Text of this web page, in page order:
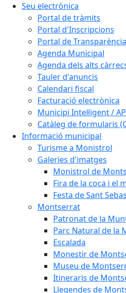
Seu electrònica
Portal de tràmits
Portal d'Inscripcions
Portal de Transparència
Agenda Municipal
Agenda dels alts
Tauler d'anuncis
Calendari fiscal
Facturació electrònica
Municipi Intel·ligent /
Catàleg de formularis
Informació municipal
Turisme a Monistrol
Galeries d'imatges
Monistrol de
Fira de la coca i el
Festa de Sant
Montserrat
Patronat de la
Parc Natural de la
Escalada
Monestir de
Museu de
Itineraris de
Llegendes de